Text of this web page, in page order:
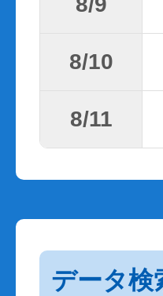
8/10
8/11
データ検